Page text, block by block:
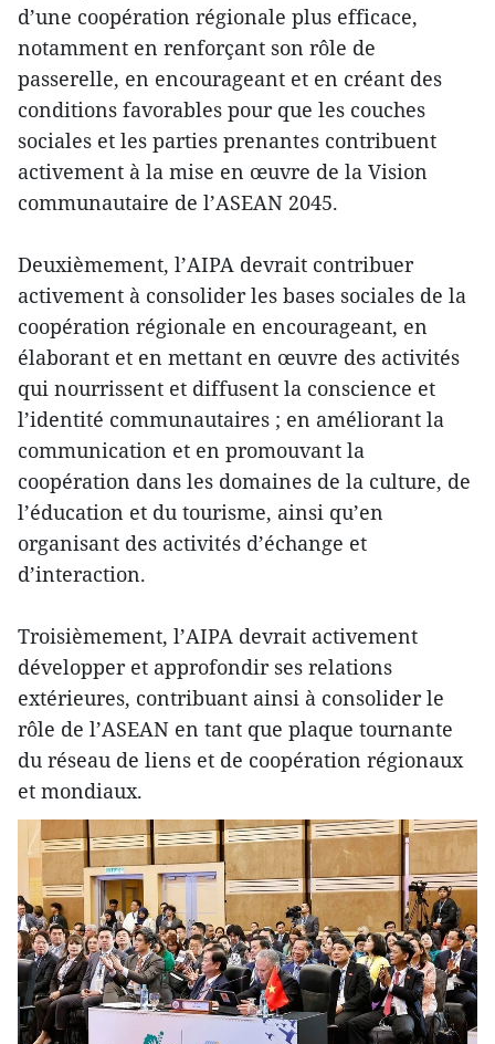
d’une coopération régionale plus efficace,
notamment en renforçant son rôle de
passerelle, en encourageant et en créant des
conditions favorables pour que les couches
sociales et les parties prenantes contribuent
activement à la mise en œuvre de la Vision
communautaire de l’ASEAN 2045.
Deuxièmement, l’AIPA devrait contribuer
activement à consolider les bases sociales de la
coopération régionale en encourageant, en
élaborant et en mettant en œuvre des activités
qui nourrissent et diffusent la conscience et
l’identité communautaires ; en améliorant la
communication et en promouvant la
coopération dans les domaines de la culture, de
l’éducation et du tourisme, ainsi qu’en
organisant des activités d’échange et
d’interaction.
Troisièmement, l’AIPA devrait activement
développer et approfondir ses relations
extérieures, contribuant ainsi à consolider le
rôle de l’ASEAN en tant que plaque tournante
du réseau de liens et de coopération régionaux
et mondiaux.